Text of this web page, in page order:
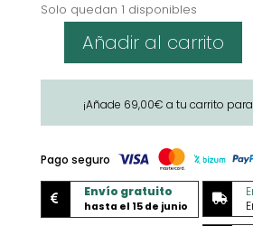
Solo quedan 1 disponibles
Sazonador
'Carmencita'
Air
Fryer
cantidad
Añadir al carrito
¡Añade 69,00€ a tu carrito para
Pago seguro
 Envío gratuito
hasta el 15 de junio
